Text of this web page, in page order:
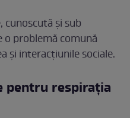
și sub
o problemă comună
și interacțiunile sociale.
pentru respirația